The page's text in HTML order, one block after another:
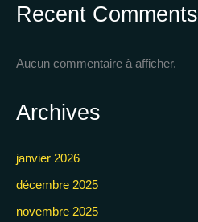
Recent Comments
Aucun commentaire à afficher.
Archives
janvier 2026
décembre 2025
novembre 2025